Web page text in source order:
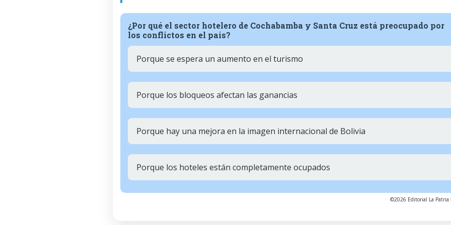
¿Por qué el sector hotelero de Cochabamba y Santa Cruz está preocupado por
los conflictos en el país?
Porque se espera un aumento en el turismo
Porque los bloqueos afectan las ganancias
Porque hay una mejora en la imagen internacional de Bolivia
Porque los hoteles están completamente ocupados
©2026 Editorial La Patria